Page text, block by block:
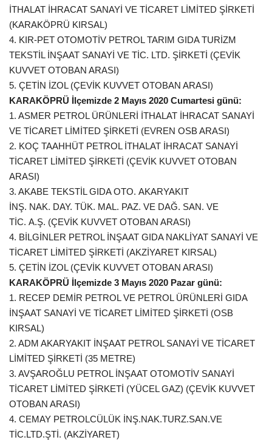
İTHALAT İHRACAT SANAYİ VE TİCARET LİMİTED ŞİRKETİ
(KARAKÖPRÜ KIRSAL)
4. KIR-PET OTOMOTİV PETROL TARIM GIDA TURİZM
TEKSTİL İNŞAAT SANAYİ VE TİC. LTD. ŞİRKETİ (ÇEVİK
KUVVET OTOBAN ARASI)
5. ÇETİN İZOL (ÇEVİK KUVVET OTOBAN ARASI)
KARAKÖPRÜ İlçemizde 2 Mayıs 2020 Cumartesi günü:
1. ASMER PETROL ÜRÜNLERİ İTHALAT İHRACAT SANAYİ
VE TİCARET LİMİTED ŞİRKETİ (EVREN OSB ARASI)
2. KOÇ TAAHHÜT PETROL İTHALAT İHRACAT SANAYİ
TİCARET LİMİTED ŞİRKETİ (ÇEVİK KUVVET OTOBAN
ARASI)
3. AKABE TEKSTİL GIDA OTO. AKARYAKIT
İNŞ. NAK. DAY. TÜK. MAL. PAZ. VE DAĞ. SAN. VE
TİC. A.Ş. (ÇEVİK KUVVET OTOBAN ARASI)
4. BİLGİNLER PETROL İNŞAAT GIDA NAKLİYAT SANAYİ VE
TİCARET LİMİTED ŞİRKETİ (AKZİYARET KIRSAL)
5. ÇETİN İZOL (ÇEVİK KUVVET OTOBAN ARASI)
KARAKÖPRÜ İlçemizde 3 Mayıs 2020 Pazar günü:
1. RECEP DEMİR PETROL VE PETROL ÜRÜNLERİ GIDA
İNŞAAT SANAYİ VE TİCARET LİMİTED ŞİRKETİ (OSB
KIRSAL)
2. ADM AKARYAKIT İNŞAAT PETROL SANAYİ VE TİCARET
LİMİTED ŞİRKETİ (35 METRE)
3. AVŞAROĞLU PETROL İNŞAAT OTOMOTİV SANAYİ
TİCARET LİMİTED ŞİRKETİ (YÜCEL GAZ) (ÇEVİK KUVVET
OTOBAN ARASI)
4. CEMAY PETROLCÜLÜK İNŞ.NAK.TURZ.SAN.VE
TİC.LTD.ŞTİ. (AKZİYARET)